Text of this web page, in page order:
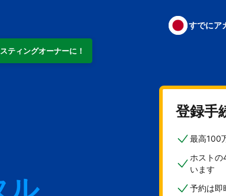
ィングオーナーに！
すでにア
ル
登録手
最高100
ホストの
います
予約は即